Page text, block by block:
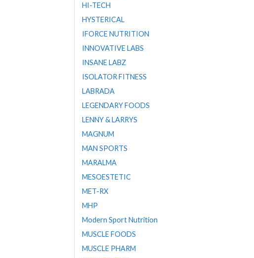
HI-TECH
HYSTERICAL
IFORCE NUTRITION
INNOVATIVE LABS
INSANE LABZ
ISOLATOR FITNESS
LABRADA
LEGENDARY FOODS
LENNY & LARRYS
MAGNUM
MAN SPORTS
MARALMA
MESOESTETIC
MET-RX
MHP
Modern Sport Nutrition
MUSCLE FOODS
MUSCLE PHARM